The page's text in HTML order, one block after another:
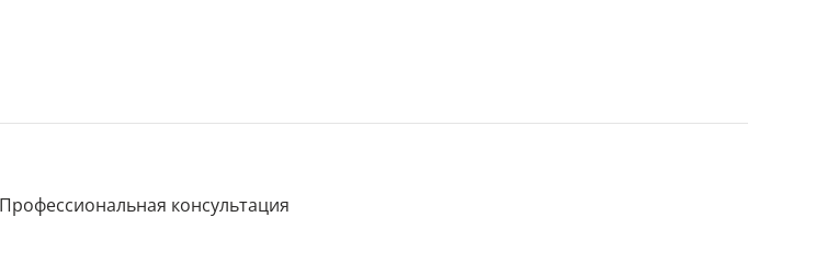
консультация